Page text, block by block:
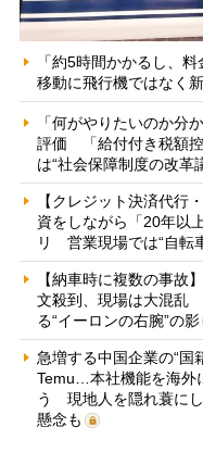
「約5時間かかるし、
移動に飛行機ではなく
「何がやりたいのか分
評価 「給付付き税額
は“社会保障制度の改革
【クレジット決済代行
資をしながら「20年以
リ 営業現場では“自転
【納車時に複数の事故
文殺到、現場は大混乱
る“イーロンの右腕”の影
急増する中国企業の“国
Temu…本社機能を海外
う 現地人を隠れ蓑に
懸念も